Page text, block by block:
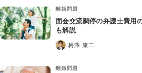
離婚問題
面会交流調停の弁護士費用
も解説
梅澤 康二
離婚問題